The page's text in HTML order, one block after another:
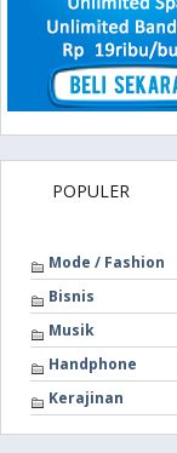
POPULER
Mode / Fashion
Bisnis
Musik
Handphone
Kerajinan